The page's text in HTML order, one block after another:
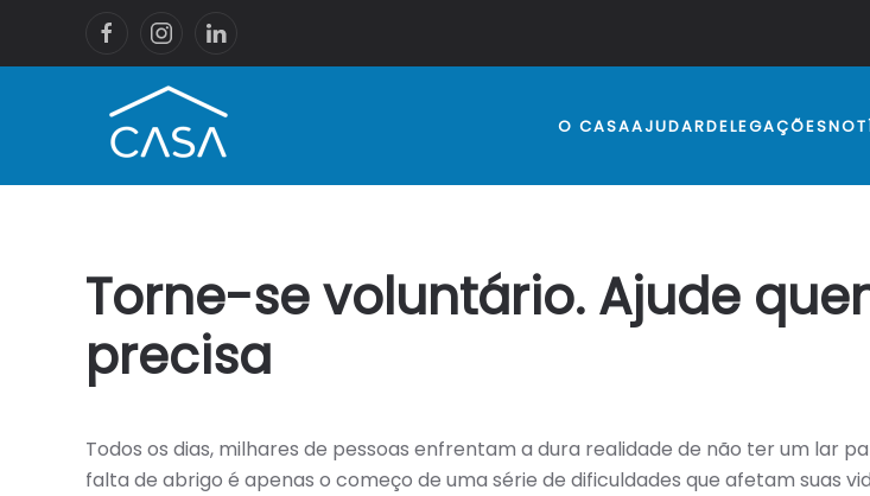
O CASAAJUDARDELEGAÇÕES
Torne-se voluntário. Ajude
precisa
Todos os dias, milhares de pessoas enfrentam a dura realidade de não ter um lar
falta de abrigo é apenas o começo de uma série de dificuldades que afetam suas